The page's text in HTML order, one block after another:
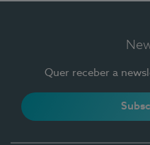
Quer receber a